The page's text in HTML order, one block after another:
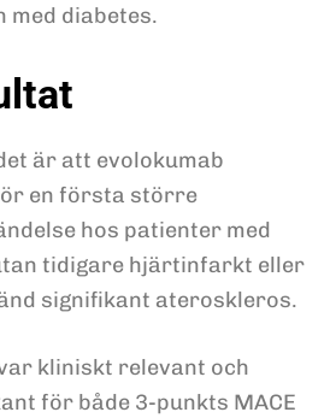
med diabetes.
är att evolokumab
en första större
hos patienter med
tidigare hjärtinfarkt eller
signifikant ateroskleros.
kliniskt relevant och
för både 3-punkts MACE